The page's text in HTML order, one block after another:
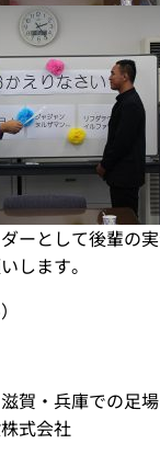
ーとして後輩の
します。
賀・兵庫での足
式会社